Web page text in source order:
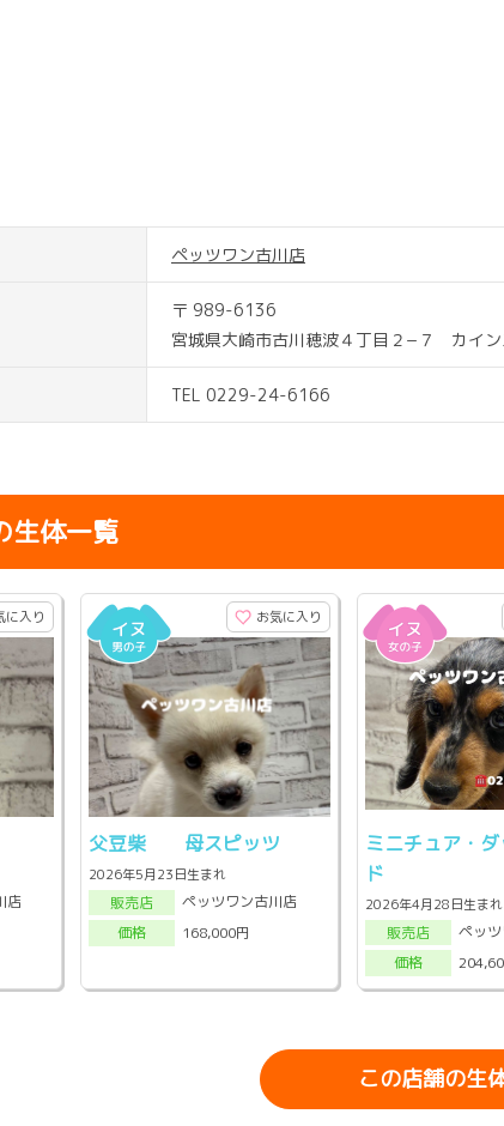
ペッツワン古川店
〒 989-6136
宮城県大崎市古川穂波４丁目２−７ カイン
TEL 0229-24-6166
生体一覧
に入り
店
お気に入り
父豆柴 母スピッツ
2026年5月23日生まれ
販売店
ペッツワン古川店
価格
168,000円
ミニチュア・
ド
2026年4月28日生まれ
販売店
ペッ
価格
この店舗の生